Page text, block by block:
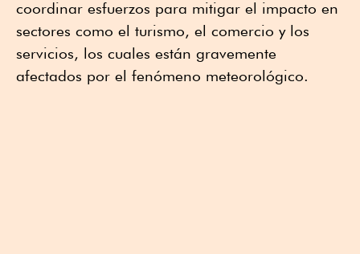
coordinar esfuerzos para mitigar el impacto en
sectores como el turismo, el comercio y los
servicios, los cuales están gravemente
afectados por el fenómeno meteorológico.